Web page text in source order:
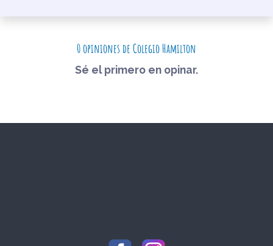
0 opiniones de Colegio Hamilton
Sé el primero en opinar.